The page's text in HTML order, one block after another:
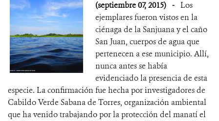
(septiembre 07, 2015) - Los
ejemplares fueron vistos en la
ciénaga de la Sanjuana y el caño
San Juan, cuerpos de agua que
pertenecen a ese municipio. Allí,
nunca antes se había
evidenciado la presencia de esta
especie. La confirmación fue hecha por investigadores de
Cabildo Verde Sabana de Torres, organización ambiental
que ha venido trabajando por la protección del manatí el